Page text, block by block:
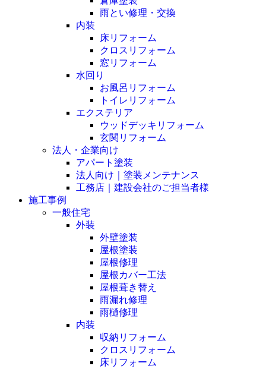
雨とい修理・交換
内装
床リフォーム
クロスリフォーム
窓リフォーム
水回り
お風呂リフォーム
トイレリフォーム
エクステリア
ウッドデッキリフォーム
玄関リフォーム
法人・企業向け
アパート塗装
法人向け｜塗装メンテナンス
工務店｜建設会社のご担当者様
施工事例
一般住宅
外装
外壁塗装
屋根塗装
屋根修理
屋根カバー工法
屋根葺き替え
雨漏れ修理
雨樋修理
内装
収納リフォーム
クロスリフォーム
床リフォーム